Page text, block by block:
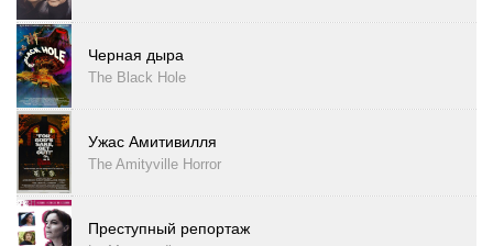
Черная дыра
The Black Hole
Ужас Амитивилля
The Amityville Horror
Преступный репортаж